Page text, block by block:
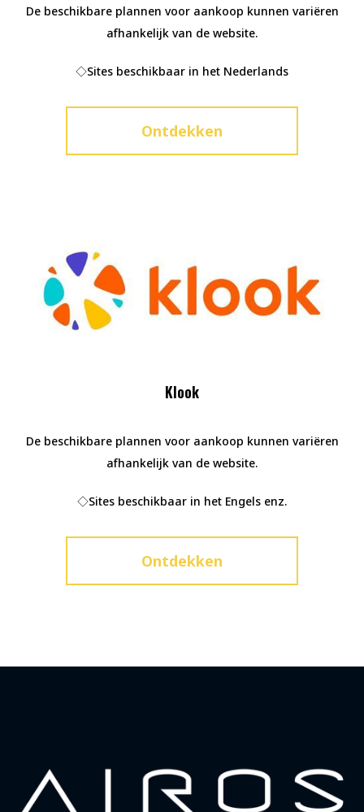
De beschikbare plannen voor aankoop kunnen variëren
afhankelijk van de website.
◇Sites beschikbaar in het Nederlands
Ontdekken
Klook
De beschikbare plannen voor aankoop kunnen variëren
afhankelijk van de website.
◇Sites beschikbaar in het Engels enz.
Ontdekken